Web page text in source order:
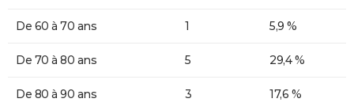
De 60 à 70 ans 1 5,9 %
De 70 à 80 ans 5 29,4 %
De 80 à 90 ans 3 17,6 %